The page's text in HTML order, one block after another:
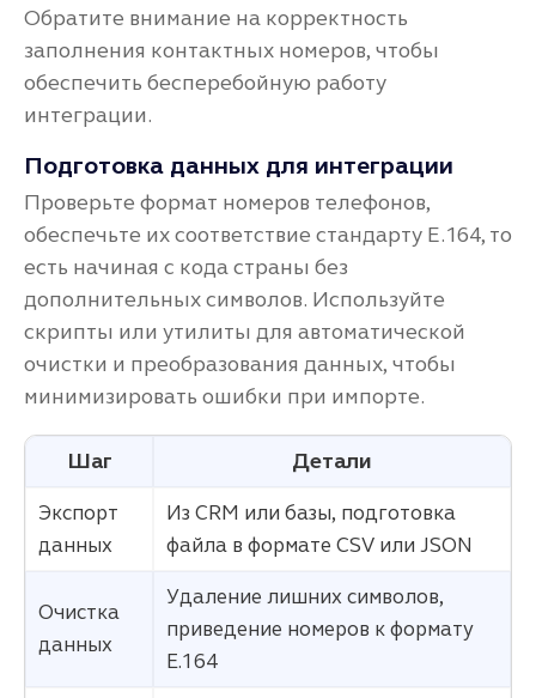
Обратите внимание на корректность
заполнения контактных номеров, чтобы
обеспечить бесперебойную работу
интеграции.
Подготовка данных для интеграции
Проверьте формат номеров телефонов,
обеспечьте их соответствие стандарту E.164, то
есть начиная с кода страны без
дополнительных символов. Используйте
скрипты или утилиты для автоматической
очистки и преобразования данных, чтобы
минимизировать ошибки при импорте.
Шаг Детали
Экспорт
данных
Из CRM или базы, подготовка
файла в формате CSV или JSON
Очистка
данных
Удаление лишних символов,
приведение номеров к формату
E.164